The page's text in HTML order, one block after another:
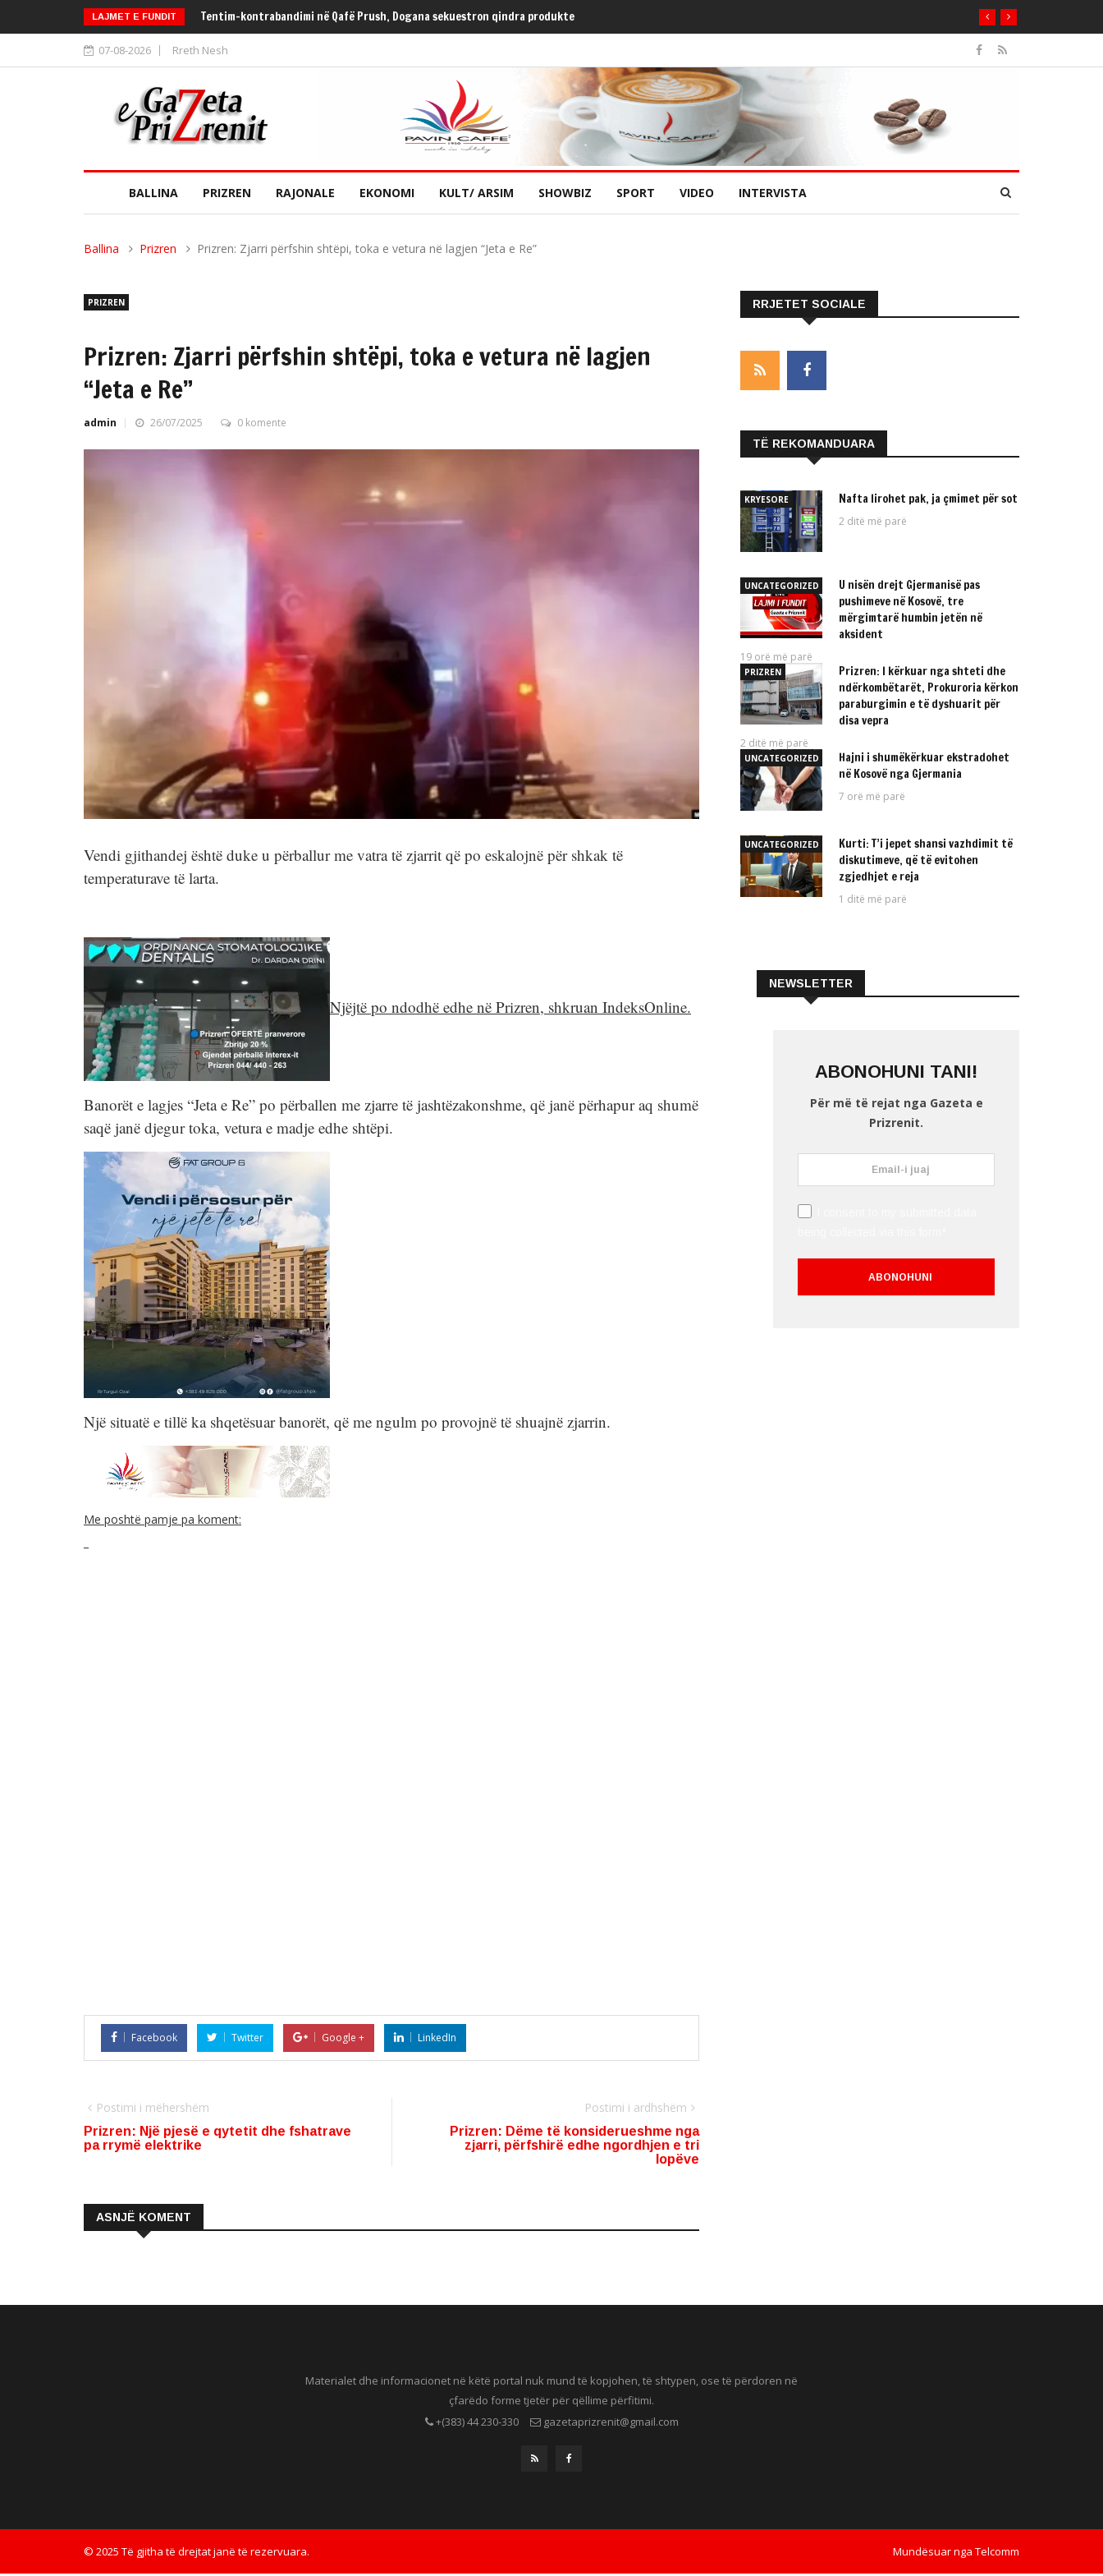
LAJMET E FUNDIT Shpallje nga Majlinde Shala dhe Bleona Emerllahu ( 07. 08. 2026 )
07-08-2026 Rreth Nesh
BALLINA PRIZREN RAJONALE EKONOMI KULT/ ARSIM SHOWBIZ SPORT VIDEO INTERVISTA
Ballina Prizren Prizren: Zjarri përfshin shtëpi, toka e vetura në lagjen “Jeta e Re”
PRIZREN
Prizren: Zjarri përfshin shtëpi, toka e vetura në lagjen
“Jeta e Re”
admin 26/07/2025 0 komente
Vendi gjithandej është duke u përballur me vatra të zjarrit që po eskalojnë për shkak të
temperaturave të larta.
Njëjtë po ndodhë edhe në Prizren, shkruan IndeksOnline.
Banorët e lagjes “Jeta e Re” po përballen me zjarre të jashtëzakonshme, që janë përhapur aq shumë
saqë janë djegur toka, vetura e madje edhe shtëpi.
Një situatë e tillë ka shqetësuar banorët, që me ngulm po provojnë të shuajnë zjarrin.
Me poshtë pamje pa koment:
Facebook Twitter Google + LinkedIn
Postimi i mëhershëm
Prizren: Një pjesë e qytetit dhe fshatrave
pa rrymë elektrike
Postimi i ardhshëm
Prizren: Dëme të konsiderueshme nga
zjarri, përfshirë edhe ngordhjen e tri
lopëve
ASNJË KOMENT
RRJETET SOCIALE
TË REKOMANDUARA
KRYESORE Nafta lirohet pak, ja çmimet për sot
2 ditë më parë
UNCATEGORIZED
U nisën drejt Gjermanisë pas
pushimeve në Kosovë, tre
mërgimtarë humbin jetën në
aksident
19 orë më parë
PRIZREN
Prizren: I kërkuar nga shteti dhe
ndërkombëtarët, Prokuroria kërkon
paraburgimin e të dyshuarit për
disa vepra
2 ditë më parë
UNCATEGORIZED
Hajni i shumëkërkuar ekstradohet
në Kosovë nga Gjermania
7 orë më parë
UNCATEGORIZED
Kurti: T’i jepet shansi vazhdimit të
diskutimeve, që të evitohen
zgjedhjet e reja
1 ditë më parë
NEWSLETTER
ABONOHUNI TANI!
Për më të rejat nga Gazeta e
Prizrenit.
Materialet dhe informacionet në këtë portal nuk mund të kopjohen, të shtypen, ose të përdoren në
çfarëdo forme tjetër për qëllime përfitimi.
+(383) 44 230-330
gazetaprizrenit@gmail.com
© 2025 Të gjitha të drejtat janë të rezervuara. Mundësuar nga Telcomm